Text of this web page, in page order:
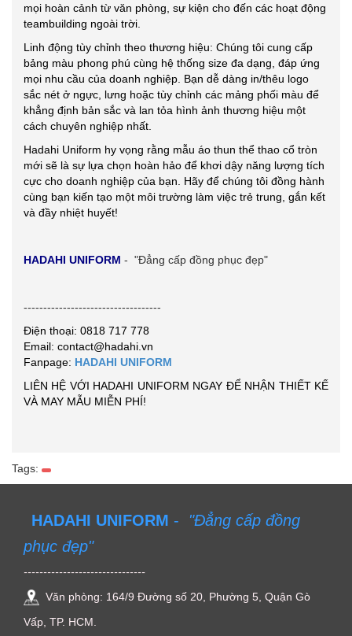
mọi hoàn cảnh từ văn phòng, sự kiện cho đến các hoạt động
teambuilding ngoài trời.
Linh động tùy chỉnh theo thương hiệu: Chúng tôi cung cấp
bảng màu phong phú cùng hệ thống size đa dạng, đáp ứng
mọi nhu cầu của doanh nghiệp. Bạn dễ dàng in/thêu logo
sắc nét ở ngực, lưng hoặc tùy chỉnh các mảng phối màu để
khẳng định bản sắc và lan tỏa hình ảnh thương hiệu một
cách chuyên nghiệp nhất.
Hadahi Uniform hy vọng rằng mẫu áo thun thể thao cổ tròn
mới sẽ là sự lựa chọn hoàn hảo để khơi dậy năng lượng tích
cực cho doanh nghiệp của bạn. Hãy để chúng tôi đồng hành
cùng bạn kiến tạo một môi trường làm việc trẻ trung, gắn kết
và đầy nhiệt huyết!
HADAHI UNIFORM - "Đẳng cấp đồng phục đẹp"
-----------------------------------
Điện thoại: 0818 717 778
Email: contact@hadahi.vn
Fanpage: HADAHI UNIFORM
LIÊN HỆ VỚI HADAHI UNIFORM NGAY ĐỂ NHẬN THIẾT KẾ
VÀ MAY MẪU MIỄN PHÍ!
Tags:
HADAHI UNIFORM - "Đẳng cấp đồng
phục đẹp"
-------------------------------
Văn phòng: 164/9 Đường số 20, Phường 5, Quận Gò
Vấp, TP. HCM.